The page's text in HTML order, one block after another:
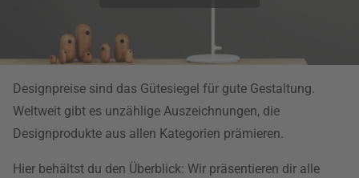
Designpreise sind das Gütesiegel für gute Gestaltung.
Weltweit gibt es unzählige Auszeichnungen, die
Designprodukte aus allen Kategorien prämieren.
Hier behältst du den Überblick: Wir präsentieren dir alle